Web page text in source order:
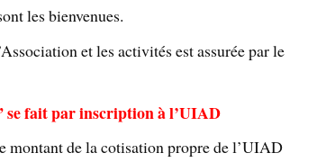
les bienvenues.
et les activités est assurée par le
se fait par inscription à l’UIAD
montant de la cotisation propre de l’UIAD